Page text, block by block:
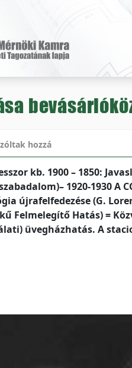
hozzá
kb. 1900 – 1850:
1920-1930 A
újrafelfedezése (G.
Felmelegítő Hatás) =
üvegházhatás. A